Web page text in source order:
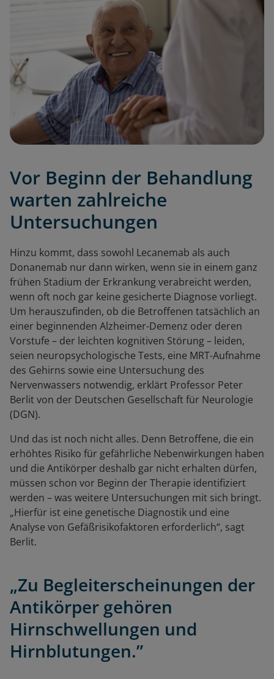
Vor Beginn der Behandlung
warten zahlreiche
Untersuchungen
Hinzu kommt, dass sowohl Lecanemab als auch
Donanemab nur dann wirken, wenn sie in einem ganz
frühen Stadium der Erkrankung verabreicht werden,
wenn oft noch gar keine gesicherte Diagnose vorliegt.
Um herauszufinden, ob die Betroffenen tatsächlich an
einer beginnenden Alzheimer-Demenz oder deren
Vorstufe – der leichten kognitiven Störung – leiden,
seien neuropsychologische Tests, eine MRT-Aufnahme
des Gehirns sowie eine Untersuchung des
Nervenwassers notwendig, erklärt Professor Peter
Berlit von der Deutschen Gesellschaft für Neurologie
(DGN).
Und das ist noch nicht alles. Denn Betroffene, die ein
erhöhtes Risiko für gefährliche Nebenwirkungen haben
und die Antikörper deshalb gar nicht erhalten dürfen,
müssen schon vor Beginn der Therapie identifiziert
werden – was weitere Untersuchungen mit sich bringt.
„Hierfür ist eine genetische Diagnostik und eine
Analyse von Gefäßrisikofaktoren erforderlich“, sagt
Berlit.
„Zu Begleiterscheinungen der
Antikörper gehören
Hirnschwellungen und
Hirnblutungen.”